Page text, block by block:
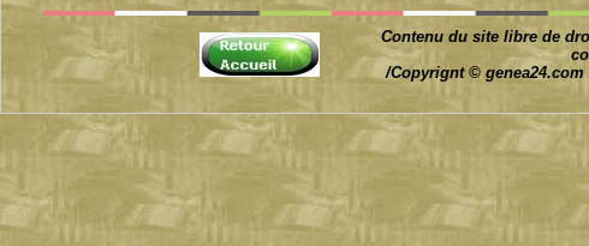
Contenu du site libre de
/Copyrignt © genea24.com